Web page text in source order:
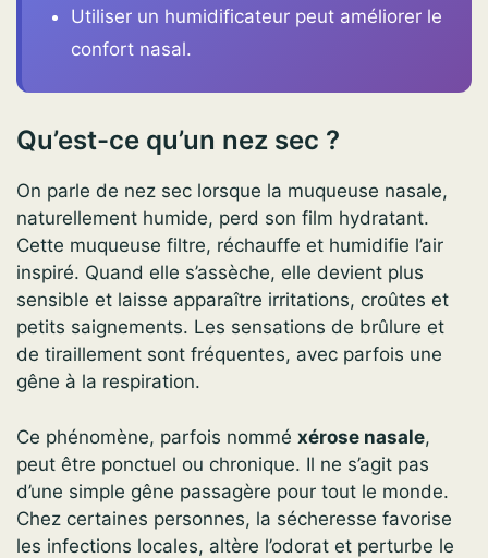
Utiliser un humidificateur peut améliorer le
confort nasal.
Qu’est-ce qu’un nez sec ?
On parle de nez sec lorsque la muqueuse nasale,
naturellement humide, perd son film hydratant.
Cette muqueuse filtre, réchauffe et humidifie l’air
inspiré. Quand elle s’assèche, elle devient plus
sensible et laisse apparaître irritations, croûtes et
petits saignements. Les sensations de brûlure et
de tiraillement sont fréquentes, avec parfois une
gêne à la respiration.
Ce phénomène, parfois nommé xérose nasale,
peut être ponctuel ou chronique. Il ne s’agit pas
d’une simple gêne passagère pour tout le monde.
Chez certaines personnes, la sécheresse favorise
les infections locales, altère l’odorat et perturbe le